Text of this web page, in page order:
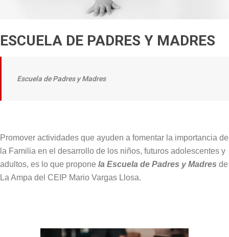
ESCUELA DE PADRES Y MADRES
Escuela de Padres y Madres
Promover actividades que ayuden a fomentar la importancia de
la Familia en el desarrollo de los niños, futuros adolescentes y
adultos, es lo que propone la Escuela de Padres y Madres de
La Ampa del CEIP Mario Vargas Llosa.